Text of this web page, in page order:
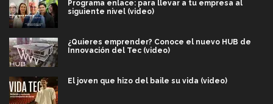
Programa enlace: para llevar a tu empresa al
siguiente nivel (video)
¿Quieres emprender? Conoce el nuevo HUB de
Innovación del Tec (video)
El joven que hizo del baile su vida (video)